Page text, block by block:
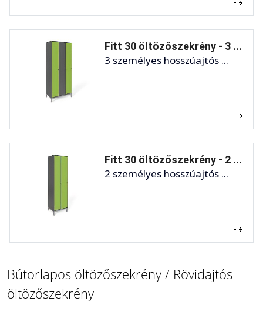
Fitt 30 öltözőszekrény - 3 ...
3 személyes hosszúajtós ...
Fitt 30 öltözőszekrény - 2 ...
2 személyes hosszúajtós ...
Bútorlapos öltözőszekrény / Rövidajtós
öltözőszekrény